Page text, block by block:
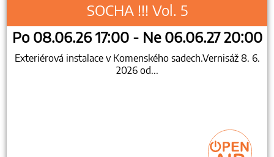
SOCHA !!! Vol. 5
Po 08.06.26 17:00 - Ne 06.06.27 20:00
Exteriérová instalace v Komenského sadech.Vernisáž 8. 6.
2026 od...